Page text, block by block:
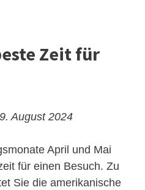
Zeit für
August 2024
April und Mai
für einen Besuch. Zu
Sie die amerikanische